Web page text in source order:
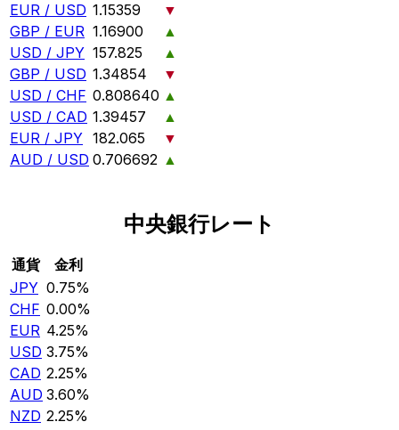
EUR / USD 1.15359
▼
GBP / EUR 1.16900
▲
USD / JPY 157.825
▲
GBP / USD 1.34854
▼
USD / CHF 0.808640 ▲
USD / CAD 1.39457
▲
EUR / JPY 182.065
▼
AUD / USD 0.706692 ▲
中央銀行レート
通貨
金利
JPY 0.75%
CHF 0.00%
EUR 4.25%
USD 3.75%
CAD 2.25%
AUD 3.60%
NZD 2.25%